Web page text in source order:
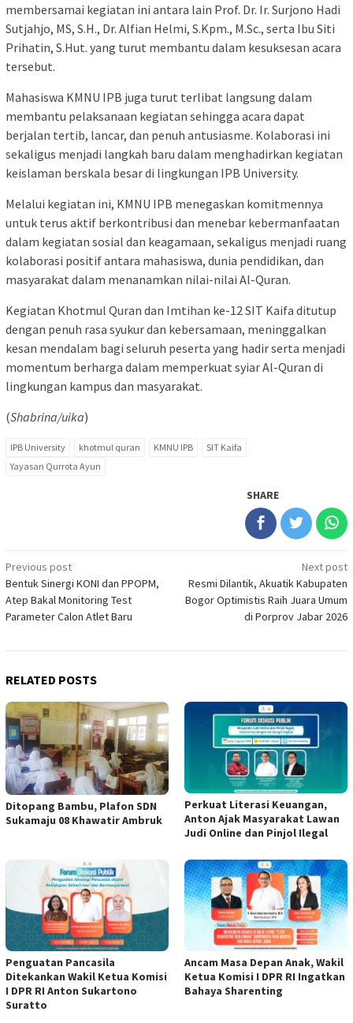
membersamai kegiatan ini antara lain Prof. Dr. Ir. Surjono Hadi
Sutjahjo, MS, S.H., Dr. Alfian Helmi, S.Kpm., M.Sc., serta Ibu Siti
Prihatin, S.Hut. yang turut membantu dalam kesuksesan acara
tersebut.
Mahasiswa KMNU IPB juga turut terlibat langsung dalam
membantu pelaksanaan kegiatan sehingga acara dapat
berjalan tertib, lancar, dan penuh antusiasme. Kolaborasi ini
sekaligus menjadi langkah baru dalam menghadirkan kegiatan
keislaman berskala besar di lingkungan IPB University.
Melalui kegiatan ini, KMNU IPB menegaskan komitmennya
untuk terus aktif berkontribusi dan menebar kebermanfaatan
dalam kegiatan sosial dan keagamaan, sekaligus menjadi ruang
kolaborasi positif antara mahasiswa, dunia pendidikan, dan
masyarakat dalam menanamkan nilai-nilai Al-Quran.
Kegiatan Khotmul Quran dan Imtihan ke-12 SIT Kaifa ditutup
dengan penuh rasa syukur dan kebersamaan, meninggalkan
kesan mendalam bagi seluruh peserta yang hadir serta menjadi
momentum berharga dalam memperkuat syiar Al-Quran di
lingkungan kampus dan masyarakat.
(Shabrina/uika)
IPB University khotmul quran KMNU IPB
SIT Kaifa
Yayasan Qurrota Ayun
SHARE
Post
navigation
Previous post
Bentuk Sinergi KONI dan PPOPM,
Atep Bakal Monitoring Test
Parameter Calon Atlet Baru
Next post
Resmi Dilantik, Akuatik Kabupaten
Bogor Optimistis Raih Juara Umum
di Porprov Jabar 2026
RELATED POSTS
Ditopang Bambu, Plafon SDN
Sukamaju 08 Khawatir Ambruk
Perkuat Literasi Keuangan,
Anton Ajak Masyarakat Lawan
Judi Online dan Pinjol Ilegal
Penguatan Pancasila
Ditekankan Wakil Ketua Komisi
I DPR RI Anton Sukartono
Suratto
Ancam Masa Depan Anak, Wakil
Ketua Komisi I DPR RI Ingatkan
Bahaya Sharenting